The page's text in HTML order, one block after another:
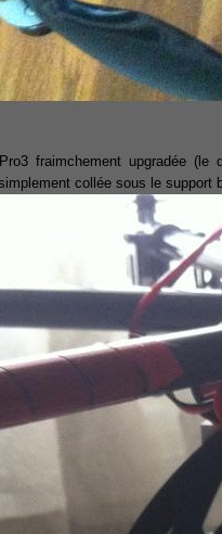
fraimchement upgradée
collée sous le support